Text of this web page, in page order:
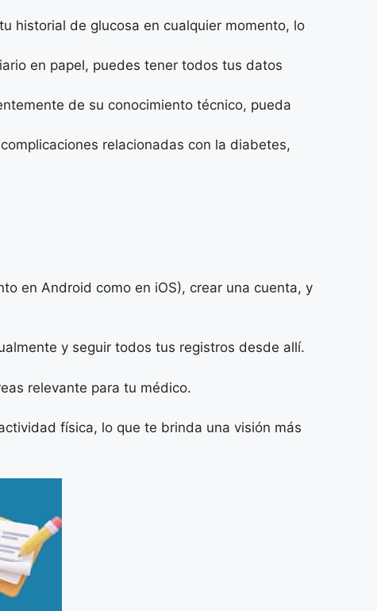
historial de glucosa en cualquier momento, lo
en papel, puedes tener todos tus datos
de su conocimiento técnico, pueda
relacionadas con la diabetes,
en Android como en iOS), crear una cuenta, y
y seguir todos tus registros desde allí.
relevante para tu médico.
física, lo que te brinda una visión más